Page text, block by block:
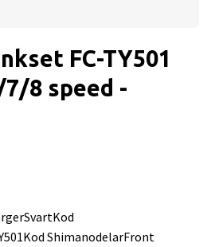
FC-TY501
8 speed -
ShimanodelarFront